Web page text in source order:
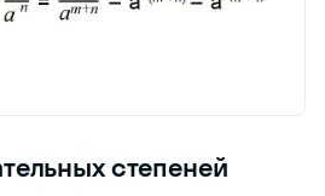
степеней